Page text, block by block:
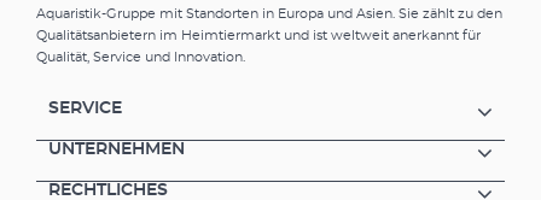
Aquaristik-Gruppe mit Standorten in Europa und Asien. Sie zählt zu den
Qualitätsanbietern im Heimtiermarkt und ist weltweit anerkannt für
Qualität, Service und Innovation.
SERVICE
UNTERNEHMEN
RECHTLICHES